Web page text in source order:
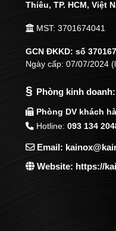
Thiêu,TP. HCM, Việt
MST: 3701674041
GCN ĐKKD: số
Ngày cấp: 07/07/2024
§ Phòng kinh doanh:
Phòng DV khách
Hotline:093 134
Email:
Website: https://